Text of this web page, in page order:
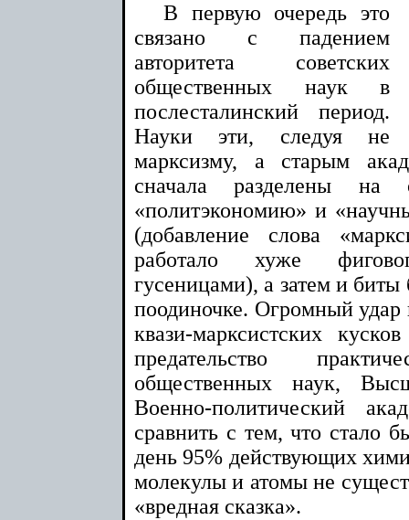
В первую очередь это
связано с падением
авторитета советских
общественных наук в
послесталинский период.
Науки эти, следуя не
марксизму, а старым
сначала разделены на
«политэкономию» и
(добавление слова
работало хуже
гусеницами), а затем и
поодиночке. Огромный удар
квази-марксистских
предательство
общественных наук,
Военно-политический
сравнить с тем, что стало
день 95% действующих
молекулы и атомы не
«вредная сказка».